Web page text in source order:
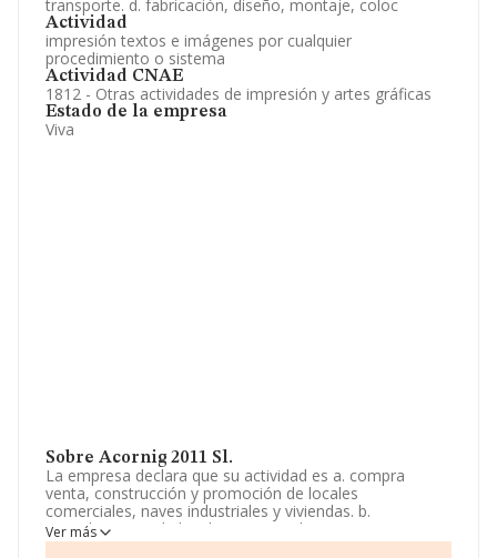
transporte. d. fabricación, diseño, montaje, coloc
Actividad
impresión textos e imágenes por cualquier
procedimiento o sistema
Actividad CNAE
1812 - Otras actividades de impresión y artes gráficas
Estado de la empresa
Viva
Sobre Acornig 2011 Sl.
La empresa declara que su actividad es a. compra
venta, construcción y promoción de locales
comerciales, naves industriales y viviendas. b.
arrendamiento de locales comerciales, naves
industriales y viviendas. c. arrendamiento de vehículos
Ver más